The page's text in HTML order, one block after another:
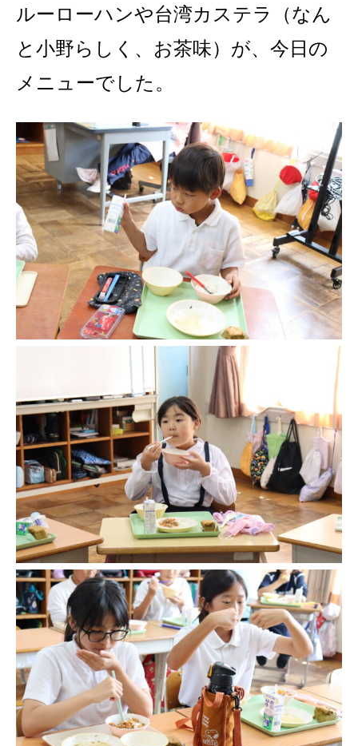
ルーローハンや台湾カステラ（なん
と小野らしく、お茶味）が、今日の
メニューでした。